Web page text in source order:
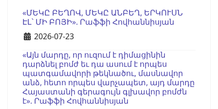
«ՄԵԿԸ ԲԵՂՈՎ, ՄԵԿԸ ԱՆԲԵՂ, ԵՐԿՈՒՍՆ
ԷԼ՝ ՄԻ ԲՈՅԻ». Րաֆֆի Հովհաննիսյան
Details
2026-07-23
«Այն մարդը, որ ուզում է դիմացինին
դարձնել բոմժ եւ դա ասում է որպես
պատգամավորի թեկնածու, մասնավոր
անձ, հետո որպես վարչապետ, այդ մարդը
Հայաստանի գերագույն գլխավոր բոմժն
է». Րաֆֆի Հովհաննիսյան